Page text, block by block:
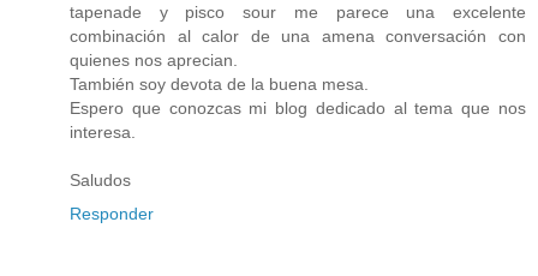
tapenade y pisco sour me parece una excelente
combinación al calor de una amena conversación con
quienes nos aprecian.
También soy devota de la buena mesa.
Espero que conozcas mi blog dedicado al tema que nos
interesa.
Saludos
Responder